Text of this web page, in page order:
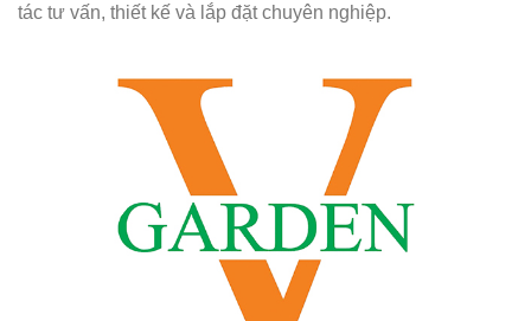
tác tư vấn, thiết kế và lắp đặt chuyên nghiệp.